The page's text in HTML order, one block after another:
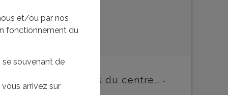
Maison à deux pas du centre... -
et/ou par nos
fonctionnement du
souvenant de
arrivez sur